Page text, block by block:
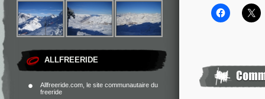
ALLFREERIDE
Allfreeride.com, le site communautaire du
freeride